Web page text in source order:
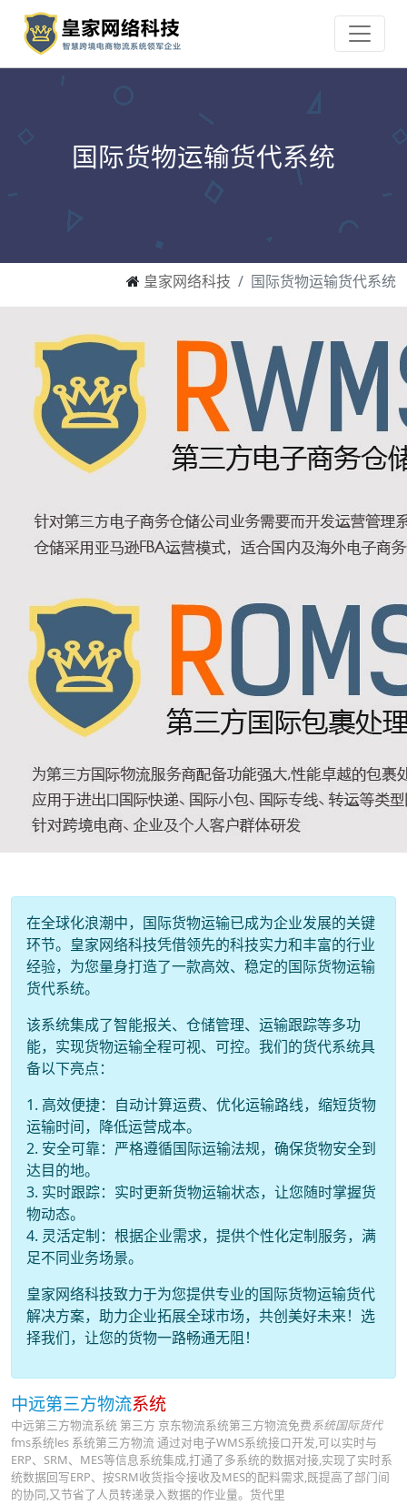
国际货物运输货代系统
皇家网络科技 国际货物运输货代系统
在全球化浪潮中，国际货物运输已成为企业发展的关键
环节。皇家网络科技凭借领先的科技实力和丰富的行业
经验，为您量身打造了一款高效、稳定的国际货物运输
货代系统。
该系统集成了智能报关、仓储管理、运输跟踪等多功
能，实现货物运输全程可视、可控。我们的货代系统具
备以下亮点：
1. 高效便捷：自动计算运费、优化运输路线，缩短货物
运输时间，降低运营成本。
2. 安全可靠：严格遵循国际运输法规，确保货物安全到
达目的地。
3. 实时跟踪：实时更新货物运输状态，让您随时掌握货
物动态。
4. 灵活定制：根据企业需求，提供个性化定制服务，满
足不同业务场景。
皇家网络科技致力于为您提供专业的国际货物运输货代
解决方案，助力企业拓展全球市场，共创美好未来！选
择我们，让您的货物一路畅通无阻！
中远第三方物流系统
中远第三方物流系统 第三方 京东物流系统第三方物流免费系统国际货代
fms系统les 系统第三方物流 通过对电子WMS系统接口开发,可以实时与
ERP、SRM、MES等信息系统集成,打通了多系统的数据对接,实现了实时系
统数据回写ERP、按SRM收货指令接收及MES的配料需求,既提高了部门间
的协同,又节省了人员转递录入数据的作业量。货代里